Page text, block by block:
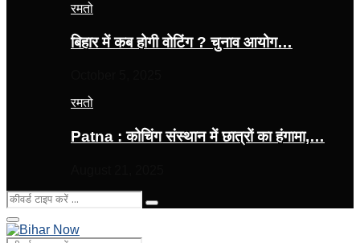
रमतो
बिहार में कब होगी वोटिंग ? चुनाव आयोग…
रमतो
Patna : कोचिंग संस्थान में छात्रों का हंगामा,…
Search
for:
Search
Primary
Menu